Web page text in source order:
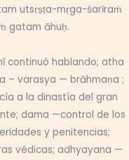
utsṛṣṭa-mṛga-śarīraṁ
gatam āhuḥ.
continuó hablando; atha
– varasya — brāhmaṇa ;
a la dinastía del gran
dama —control de los
y penitencias;
védicas; adhyayana —